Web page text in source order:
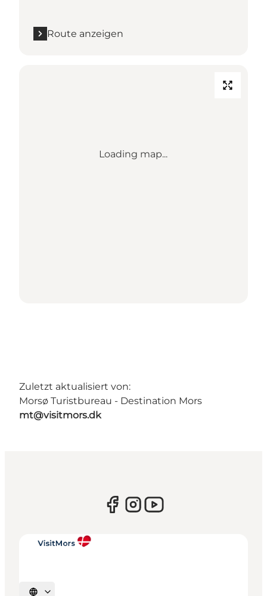
Route anzeigen
Loading map...
Zuletzt aktualisiert von:
Morsø Turistbureau - Destination Mors
mt@visitmors.dk